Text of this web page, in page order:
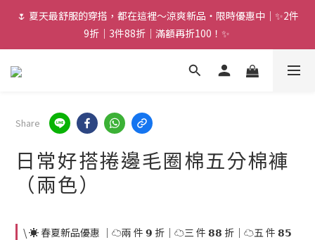
🌷 夏天最舒服的穿搭，都在這裡～涼爽新品・限時優惠中｜✨2件
9折｜3件88折｜滿額再折100！✨
Share
日常好搭捲邊毛圈棉五分棉褲
（兩色）
\ ☀️ 春夏新品優惠 ｜☁️兩 件 𝟵 折｜☁️三 件 𝟴𝟴 折｜☁️五 件 𝟴𝟱